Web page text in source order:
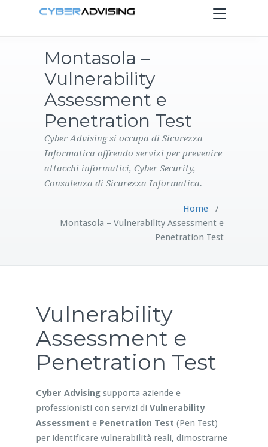
Toggle
navigation
PRODOTTI
CONTATTI
Montasola –
Vulnerability
Assessment e
Penetration Test
Cyber Advising si occupa di Sicurezza
Informatica offrendo servizi per prevenire
attacchi informatici, Cyber Security,
Consulenza di Sicurezza Informatica.
Home/
Montasola – Vulnerability Assessment e
Penetration Test
Vulnerability
Assessment e
Penetration Test
Cyber Advisingsupporta aziende e
professionisti con servizi di Vulnerability
Assessment e Penetration Test (Pen Test)
per identificare vulnerabilità reali, dimostrarne